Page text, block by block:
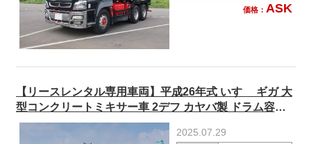
価格： ASK
【リースレンタル専用車両】平成26年式 いすゞ ギガ 大
型コンクリートミキサー車 2デフ カヤバ製 ドラム容量
8.7ｍ3 電動ホッパーカバー 380馬力★楽のりパック施工
済/新品タイヤ履き替え済★
2025.07.29